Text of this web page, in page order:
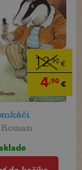
12,90 €
4,90 €